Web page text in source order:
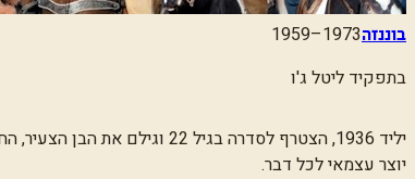
בוננזה1959–1973
בתפקיד ליטל ג'ו
יליד 1936, הצטרף לסדרה
יוצר עצמאי לכל דבר.